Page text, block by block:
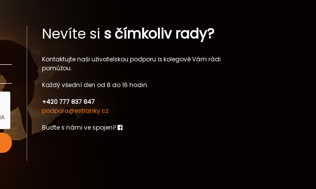
Nevíte si s čímkoliv rady?
Kontaktujte naši uživatelskou podporu a kolegové Vám rádi
pomůžou.
Každý všední den od 8 do 16 hodin.
+420 777 837 847
podpora@estranky.cz
Buďte s námi ve spojení!